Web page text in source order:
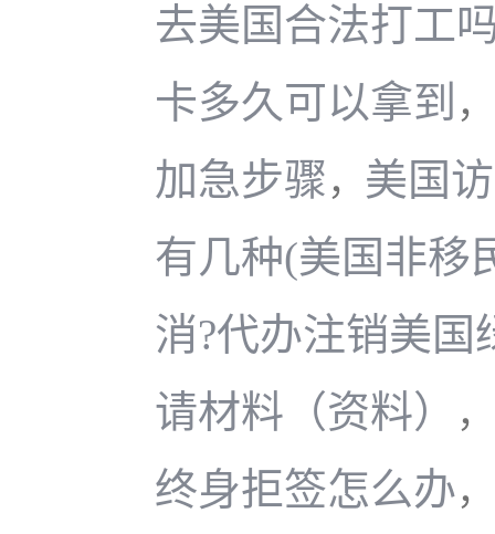
去美国合法打工
卡多久可以拿到 ，
加急步骤， 美国
有几种(美国非移
消?代办注销美国
请材料（资料）
，
终身拒签怎么办，